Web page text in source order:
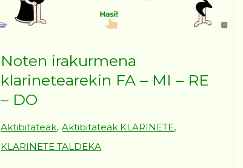
Noten irakurmena
klarinetearekin FA – MI – RE
– DO
Aktibitateak,Aktibitateak KLARINETE,
KLARINETE TALDEKA